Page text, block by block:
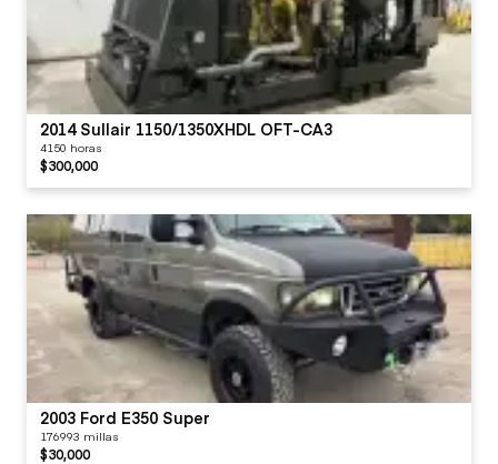
2014 Sullair 1150/1350XHDL OFT-CA3
4150 horas
$300,000
2003 Ford E350 Super
176993 millas
$30,000